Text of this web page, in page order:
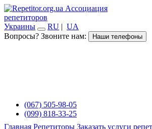
Ассоциация
репетиторов
Украины
RU | UA
Вопросы? Звоните нам:
Наши телефоны
(067) 505-98-05
(099) 818-33-25
Главная Репетиторы Заказать услуги